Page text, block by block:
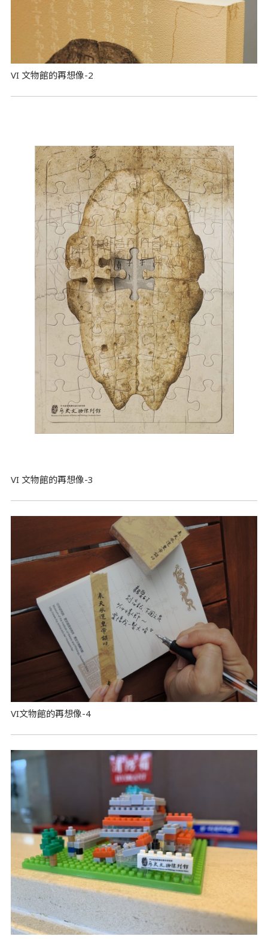
VI 文物館的再想像-2
VI 文物館的再想像-3
VI文物館的再想像-4